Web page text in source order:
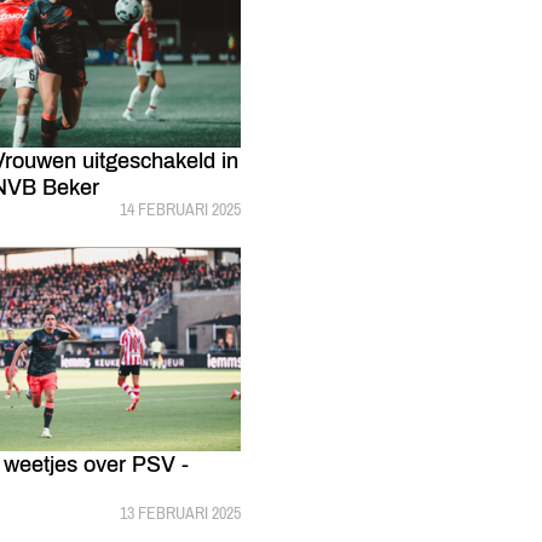
uitgeschakeld in
Beker
GEPUBLICEERD:
14 FEBRUARI 2025
over PSV -
GEPUBLICEERD:
13 FEBRUARI 2025